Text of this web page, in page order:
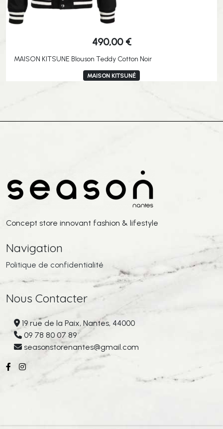
490,00 €
MAISON KITSUNE Blouson Teddy Cotton Noir
MAISON KITSUNÉ
Concept store innovant fashion & lifestyle
Navigation
Politique de confidentialité
Nous Contacter
19 rue de la Paix, Nantes, 44000
09 78 80 07 89
seasonstorenantes@gmail.com